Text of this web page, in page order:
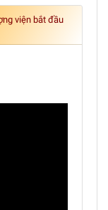
viện bắt đầu